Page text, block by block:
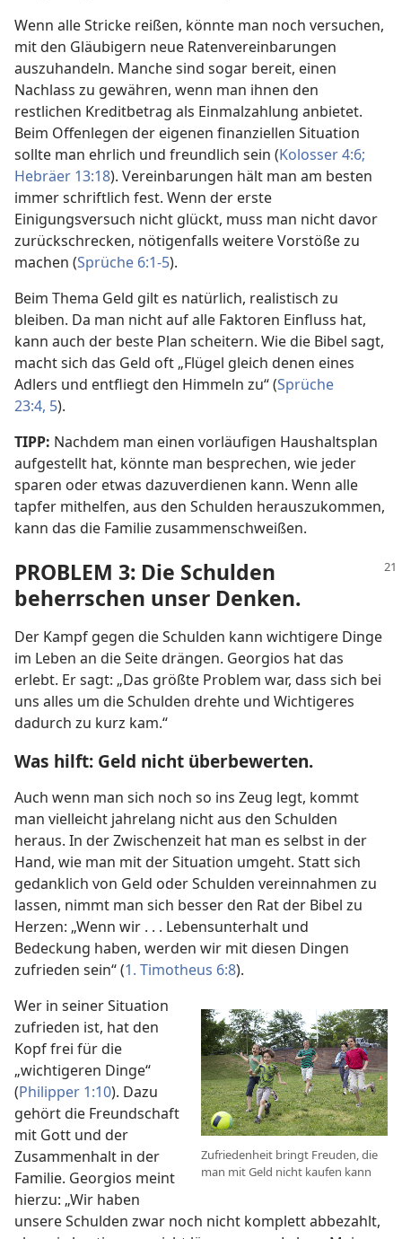
Wenn alle Stricke reißen, könnte man noch versuchen,
mit den Gläubigern neue Ratenvereinbarungen
auszuhandeln. Manche sind sogar bereit, einen
Nachlass zu gewähren, wenn man ihnen den
restlichen Kreditbetrag als Einmalzahlung anbietet.
Beim Offenlegen der eigenen finanziellen Situation
sollte man ehrlich und freundlich sein (Kolosser 4:6;
Hebräer 13:18). Vereinbarungen hält man am besten
immer schriftlich fest. Wenn der erste
Einigungsversuch nicht glückt, muss man nicht davor
zurückschrecken, nötigenfalls weitere Vorstöße zu
machen (Sprüche 6:1-5).
Beim Thema Geld gilt es natürlich, realistisch zu
bleiben. Da man nicht auf alle Faktoren Einfluss hat,
kann auch der beste Plan scheitern. Wie die Bibel sagt,
macht sich das Geld oft „Flügel gleich denen eines
Adlers und entfliegt den Himmeln zu“ (Sprüche
23:4, 5).
TIPP: Nachdem man einen vorläufigen Haushaltsplan
aufgestellt hat, könnte man besprechen, wie jeder
sparen oder etwas dazuverdienen kann. Wenn alle
tapfer mithelfen, aus den Schulden herauszukommen,
kann das die Familie zusammenschweißen.
PROBLEM 3: Die Schulden
beherrschen unser Denken.
Der Kampf gegen die Schulden kann wichtigere Dinge
im Leben an die Seite drängen. Georgios hat das
erlebt. Er sagt: „Das größte Problem war, dass sich bei
uns alles um die Schulden drehte und Wichtigeres
dadurch zu kurz kam.“
Was hilft: Geld nicht überbewerten.
Auch wenn man sich noch so ins Zeug legt, kommt
man vielleicht jahrelang nicht aus den Schulden
heraus. In der Zwischenzeit hat man es selbst in der
Hand, wie man mit der Situation umgeht. Statt sich
gedanklich von Geld oder Schulden vereinnahmen zu
lassen, nimmt man sich besser den Rat der Bibel zu
Herzen: „Wenn wir . . . Lebensunterhalt und
Bedeckung haben, werden wir mit diesen Dingen
zufrieden sein“ (1. Timotheus 6:8).
Zufriedenheit bringt Freuden, die
man mit Geld nicht kaufen kann
Wer in seiner Situation
zufrieden ist, hat den
Kopf frei für die
„wichtigeren Dinge“
(Philipper 1:10). Dazu
gehört die Freundschaft
mit Gott und der
Zusammenhalt in der
Familie. Georgios meint
hierzu: „Wir haben
unsere Schulden zwar noch nicht komplett abbezahlt,